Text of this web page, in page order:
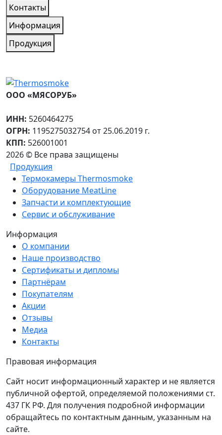
Контакты
Информация
Продукция
ООО «МЯСОРУБ»
ИНН: 5260464275
ОГРН: 1195275032754 от 25.06.2019 г.
КПП: 526001001
2026 © Все права защищены
Продукция
Термокамеры Thermosmoke
Оборудование MeatLine
Запчасти и комплектующие
Сервис и обслуживание
Информация
О компании
Наше производство
Сертификаты и дипломы
Партнёрам
Покупателям
Акции
Отзывы
Медиа
Контакты
Правовая информация
Сайт носит информационный характер и не является
публичной офертой, определяемой положениями ст.
437 ГК РФ. Для получения подробной информации
обращайтесь по контактным данным, указанным на
сайте.